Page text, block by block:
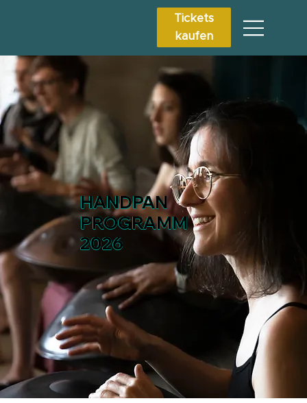
Tickets
kaufen
HANDPAN
PROGRAMM
2026